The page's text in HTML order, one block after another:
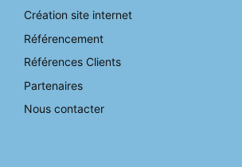
Création site internet
Référencement
Références Clients
Partenaires
Nous contacter